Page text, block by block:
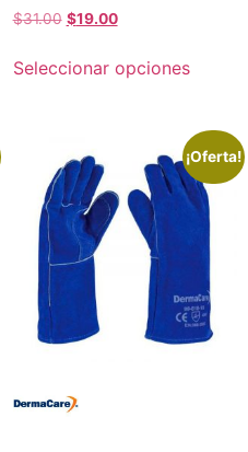
$31.00 $19.00
Seleccionar opciones
¡Oferta!